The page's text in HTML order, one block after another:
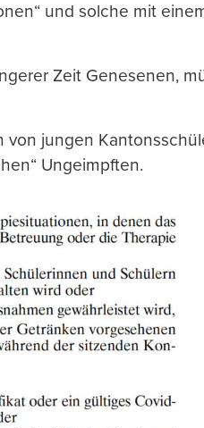
und solche mit
Zeit Genesenen,
von jungen
Ungeimpften.